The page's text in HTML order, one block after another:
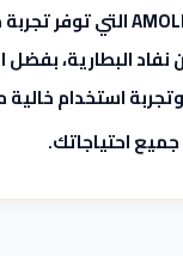
البطارية، بفضل